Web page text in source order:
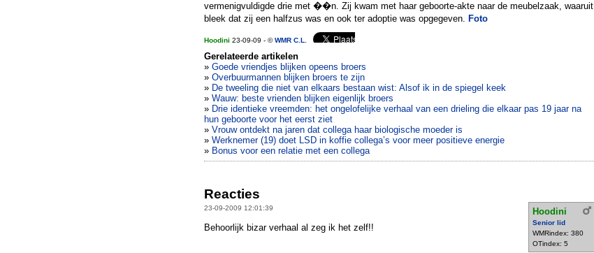
vermenigvuldigde drie met ��n. Zij kwam met haar geboorte-akte naar de meubelzaak, waaruit
bleek dat zij een halfzus was en ook ter adoptie was opgegeven. Foto
Hoodini 23-09-09 - ©WMR C.L.
Gerelateerde artikelen
» Goede vriendjes blijken opeens broers
» Overbuurmannen blijken broers te zijn
» De tweeling die niet van elkaars bestaan wist: Alsof ik in de spiegel keek
» Wauw: beste vrienden blijken eigenlijk broers
» Drie identieke vreemden: het ongelofelijke verhaal van een drieling die elkaar pas 19 jaar na
hun geboorte voor het eerst ziet
» Vrouw ontdekt na jaren dat collega haar biologische moeder is
» Werknemer (19) doet LSD in koffie collega’s voor meer positieve energie
» Bonus voor een relatie met een collega
Reacties
23-09-2009 12:01:39 Hoodini
Senior lid
WMRindex: 380
OTindex: 5
Behoorlijk bizar verhaal al zeg ik het zelf!!